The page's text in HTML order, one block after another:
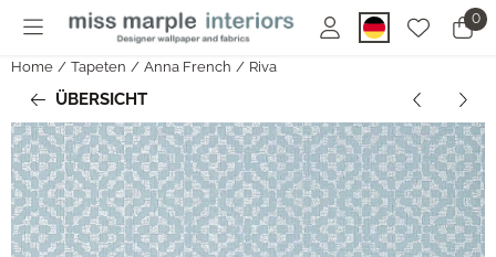
Cookie-Einstellungen sind derzeit geschlossen. 0
Home / Tapeten / Anna French / Riva
ÜBERSICHT